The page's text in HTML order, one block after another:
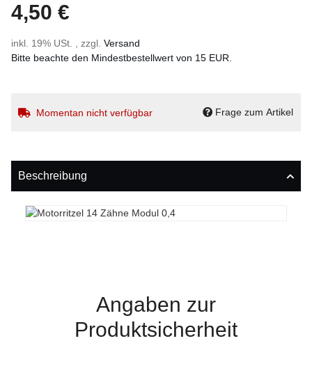
4,50 €
inkl. 19% USt. , zzgl. Versand
Bitte beachte den Mindestbestellwert von 15 EUR.
Momentan nicht verfügbar Frage zum Artikel
Beschreibung
Angaben zur
Produktsicherheit